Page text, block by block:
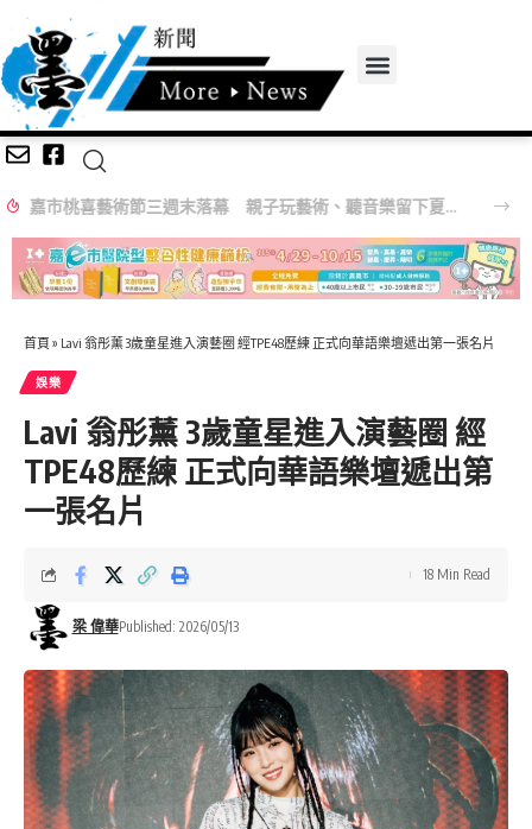
嘉市桃喜藝術節三週末落幕 親子玩藝術、聽音樂留下夏日回憶
首頁 » Lavi 翁彤薰 3歲童星進入演藝圈 經TPE48歷練 正式向華語樂壇遞出第一張名片
娛樂
Lavi 翁彤薰 3歲童星進入演藝圈 經
TPE48歷練 正式向華語樂壇遞出第
一張名片
梁 偉華Published: 2026/05/13
18 Min Read